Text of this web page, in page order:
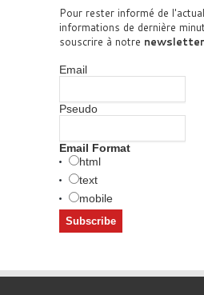
Pour rester informé de
informations de dernière
souscrire à notre newsletter
Email
Pseudo
Email Format
html
text
mobile